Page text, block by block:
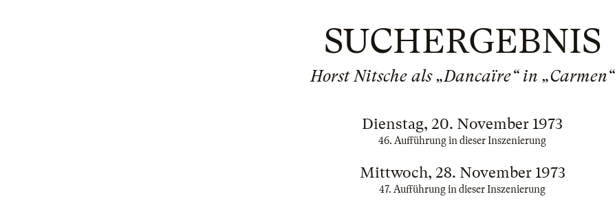
SUCHERGEBNIS
Horst Nitsche als „Dancaïre“ in „Carmen“
Dienstag, 20. November 1973
46. Aufführung in dieser Inszenierung
Mittwoch, 28. November 1973
47. Aufführung in dieser Inszenierung